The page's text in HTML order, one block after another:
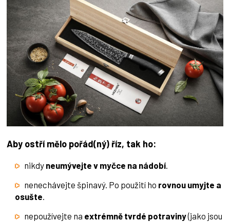
Aby ostří mělo pořád(ný) říz, tak ho:
nikdy neumývejte v myčce na nádobí.
nenechávejte špinavý. Po použití ho rovnou umyjte a
osušte.
nepoužívejte na extrémně tvrdé potraviny(jako jsou